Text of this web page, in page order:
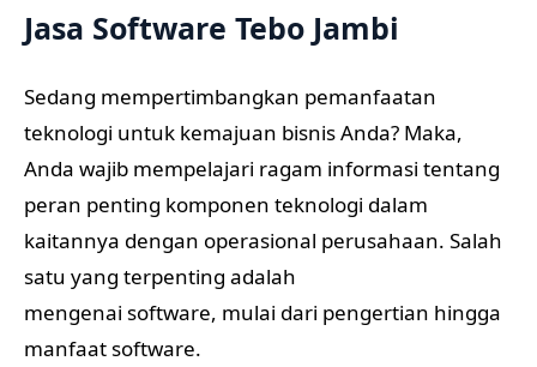
Jasa Software Tebo Jambi
Sedang mempertimbangkan pemanfaatan
teknologi untuk kemajuan bisnis Anda? Maka,
Anda wajib mempelajari ragam informasi tentang
peran penting komponen teknologi dalam
kaitannya dengan operasional perusahaan. Salah
satu yang terpenting adalah
mengenai software, mulai dari pengertian hingga
manfaat software.